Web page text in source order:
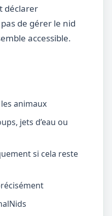
déclarer
pas de gérer le nid
accessible.
animaux
jets d’eau ou
si cela reste